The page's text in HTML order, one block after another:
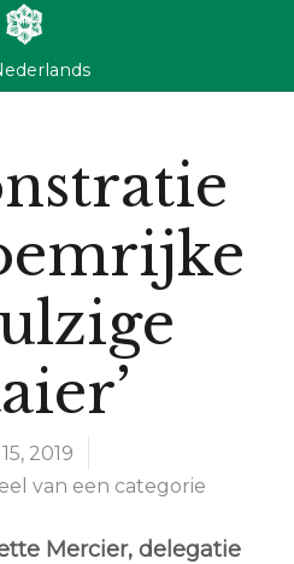
2019
van een categorie
Mercier, delegatie